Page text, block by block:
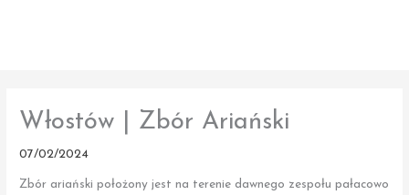
Włostów | Zbór Ariański
07/02/2024
Zbór ariański położony jest na terenie dawnego zespołu pałacowo